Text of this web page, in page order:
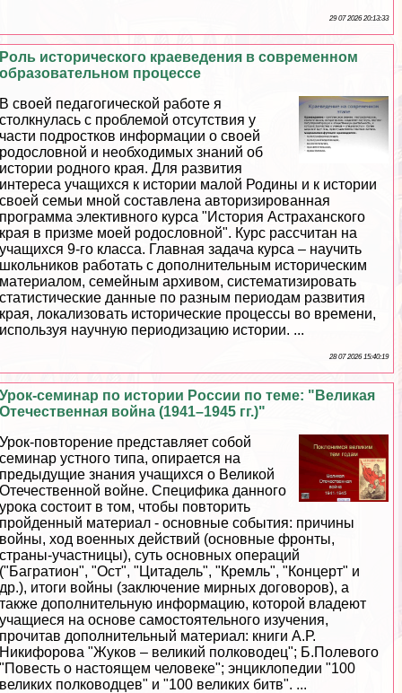
29 07 2026 20:13:33
Роль исторического краеведения в современном
образовательном процессе
В своей педагогической работе я
столкнулась с проблемой отсутствия у
части подростков информации о своей
родословной и необходимых знаний об
истории родного края. Для развития
интереса учащихся к истории малой Родины и к истории
своей семьи мной составлена авторизированная
программа элективного курса "История Астpaxaнского
края в призме моей родословной". Курс рассчитан на
учащихся 9-го класса. Главная задача курса – научить
школьников работать с дополнительным историческим
материалом, семейным архивом, систематизировать
статистические данные по разным периодам развития
края, локализовать исторические процессы во времени,
используя научную периодизацию истории. ...
28 07 2026 15:40:19
Урок-семинар по истории России по теме: "Великая
Отечественная война (1941–1945 гг.)"
Урок-повторение представляет собой
семинар устного типа, опирается на
предыдущие знания учащихся о Великой
Отечественной войне. Специфика данного
урока состоит в том, чтобы повторить
пройденный материал - основные события: причины
войны, ход военных действий (основные фронты,
страны-участницы), суть основных операций
("Багратион", "Ост", "Цитадель", "Кремль", "Концерт" и
др.), итоги войны (заключение мирных договоров), а
также дополнительную информацию, которой владеют
учащиеся на основе самостоятельного изучения,
прочитав дополнительный материал: книги А.Р.
Никифорова "Жуков – великий полководец"; Б.Полевого
"Повесть о настоящем человеке"; энциклопедии "100
великих полководцев" и "100 великих битв". ...